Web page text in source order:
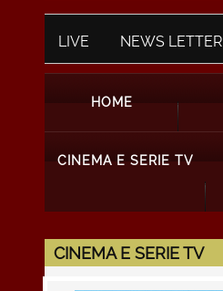
LIVE NEWS LETTER
HOME
CINEMA E SERIE TV
CINEMA E SERIE TV